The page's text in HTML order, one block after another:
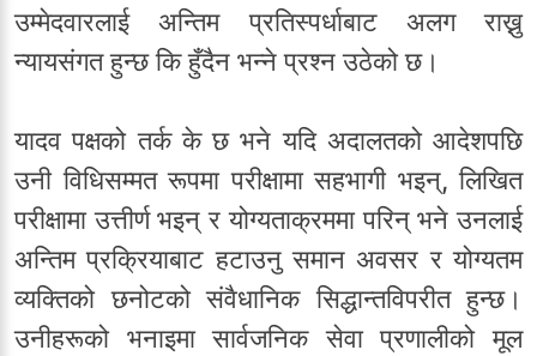
उम्मेदवारलाई अन्तिम प्रतिस्पर्धाबाट अलग राख्नु
न्यायसंगत हुन्छ कि हुँदैन भन्ने प्रश्न उठेको छ।
यादव पक्षको तर्क के छ भने यदि अदालतको आदेशपछि
उनी विधिसम्मत रूपमा परीक्षामा सहभागी भइन्, लिखित
परीक्षामा उत्तीर्ण भइन् र योग्यताक्रममा परिन् भने उनलाई
अन्तिम प्रक्रियाबाट हटाउनु समान अवसर र योग्यतम
व्यक्तिको छनोटको संवैधानिक सिद्धान्तविपरीत हुन्छ।
उनीहरूको भनाइमा सार्वजनिक सेवा प्रणालीको मूल